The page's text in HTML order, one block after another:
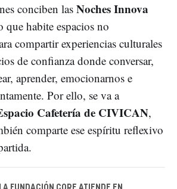
conciben lasNoches Innova
que habite espacios no
compartir experiencias culturales
de confianza donde conversar,
aprender, emocionarnos e
Por ello, se va a
Cafetería de CIVICAN,
comparte ese espíritu reflexivo